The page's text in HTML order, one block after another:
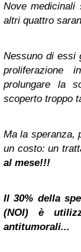
Nove
altri quattro
Nessuno di essi
proliferazione
prolungare la
scoperto troppo
Ma la speranza,
un costo: un
al mese!!!
Il 30% della
(NOI) è
antitumorali...